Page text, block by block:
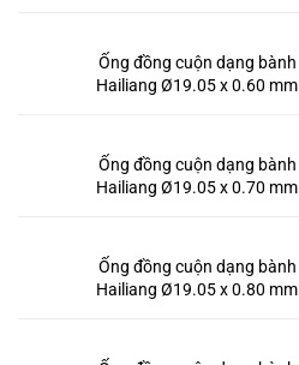
Ống đồng cuộn dạng bành
Hailiang Ø19.05 x 0.60 mm
Ống đồng cuộn dạng bành
Hailiang Ø19.05 x 0.70 mm
Ống đồng cuộn dạng bành
Hailiang Ø19.05 x 0.80 mm